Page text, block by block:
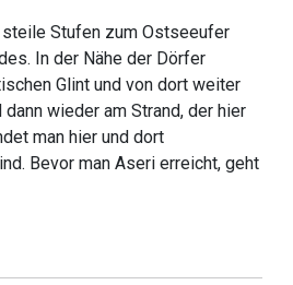
Stufen zum Ostseeufer
In der Nähe der Dörfer
Glint und von dort weiter
wieder am Strand, der hier
man hier und dort
Bevor man Aseri erreicht, geht